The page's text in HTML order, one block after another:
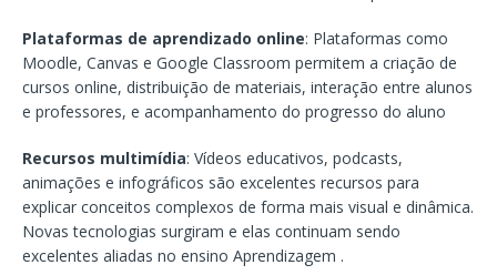
Plataformas de aprendizado online: Plataformas como
Moodle, Canvas e Google Classroom permitem a criação de
cursos online, distribuição de materiais, interação entre alunos
e professores, e acompanhamento do progresso do aluno
Recursos multimídia: Vídeos educativos, podcasts,
animações e infográficos são excelentes recursos para
explicar conceitos complexos de forma mais visual e dinâmica.
Novas tecnologias surgiram e elas continuam sendo
excelentes aliadas no ensino Aprendizagem .